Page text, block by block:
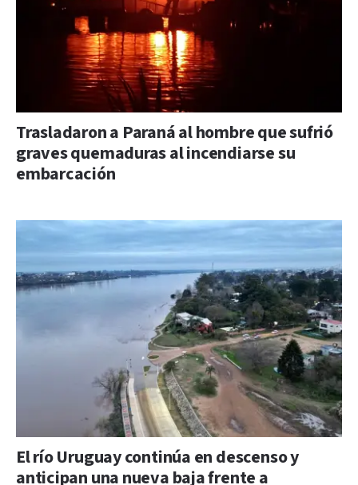
Trasladaron a Paraná al hombre que sufrió
graves quemaduras al incendiarse su
embarcación
El río Uruguay continúa en descenso y
anticipan una nueva baja frente a